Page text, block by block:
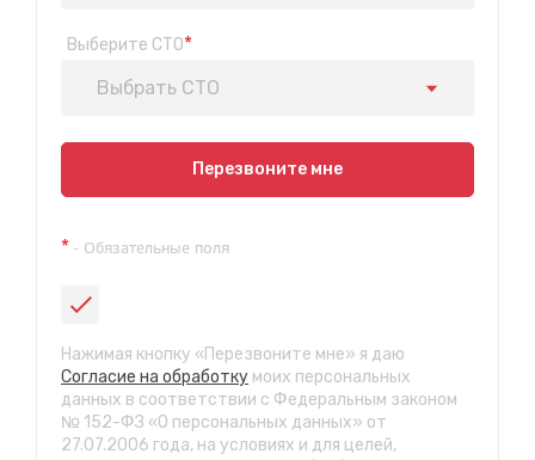
Выберите СТО*
Выбрать СТО
Показать на карте
ул. Пригородная 1/1 (при выезде из города в сторону
СТО "Байкальская"
ул.Байкальская, 58г
с 7.00 до 23.30, без выходных
СТО "Марата"
Перезвоните мне
* - Обязательные поля
Нажимая кнопку «Перезвоните мне» я даю
Согласие на обработку моих персональных
данных в соответствии с Федеральным законом
№ 152-ФЗ «О персональных данных» от
27.07.2006 года, на условиях и для целей,